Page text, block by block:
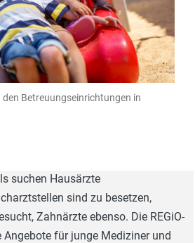
den Betreuungseinrichtungen in
suchen Hausärzte
sind zu besetzen,
Zahnärzte ebenso. Die REGiO-
Angebote für junge Mediziner und